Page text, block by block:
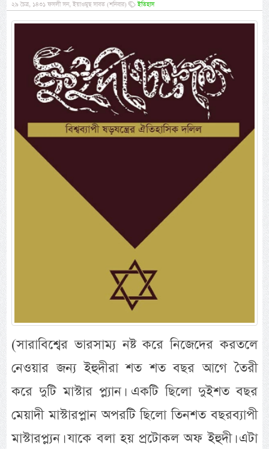
২৯ চৈত্র, ১৪৩১ ফসলী সন, ইয়াওমুছ সাবত (শনিবার)
ইতিহাস
(সারাবিশ্বের ভারসাম্য নষ্ট করে নিজেদের করতলে
নেওয়ার জন্য ইহুদীরা শত শত বছর আগে তৈরী
করে দুটি মাস্টার প্ল্যান। একটি ছিলো দুইশত বছর
মেয়াদী মাস্টারপ্লান অপরটি ছিলো তিনশত বছরব্যাপী
মাস্টারপ্ল্যন। যাকে বলা হয় প্রটোকল অফ ইহুদী। এটা